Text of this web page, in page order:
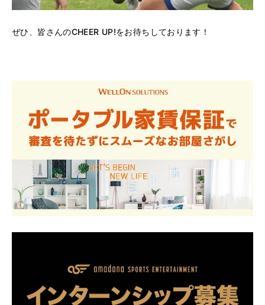
ぜひ、皆さんのCHEER UP!をお待ちしております！